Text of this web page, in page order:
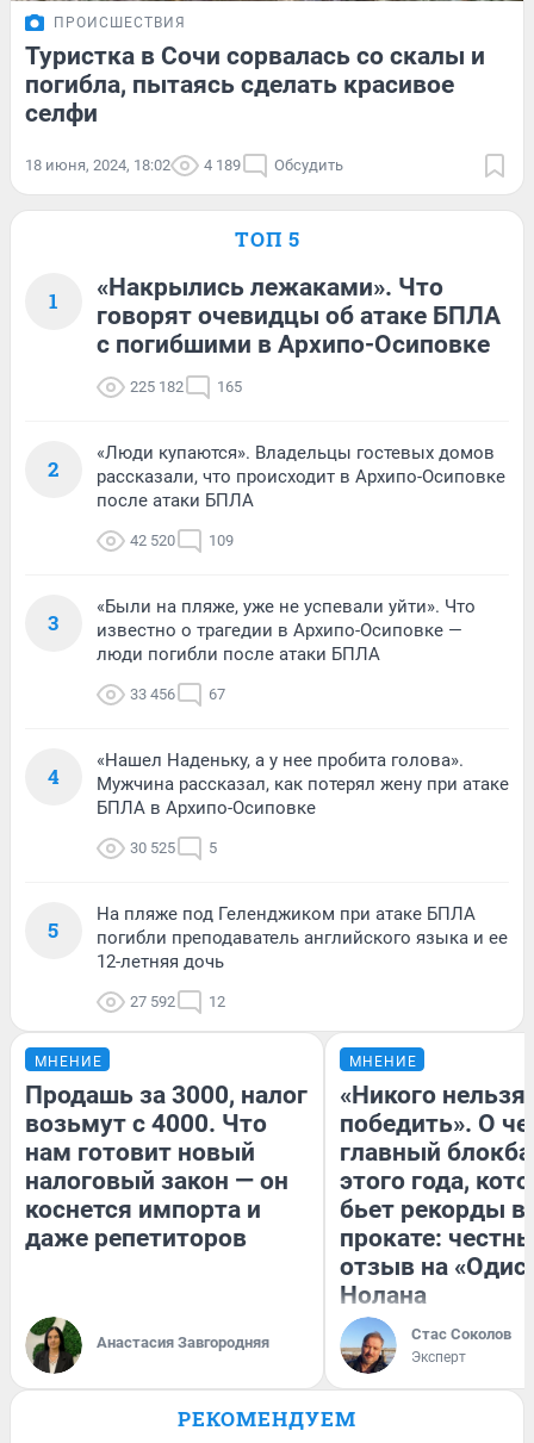
ПРОИСШЕСТВИЯ
Туристка в Сочи сорвалась со скалы и
погибла, пытаясь сделать красивое
селфи
18 июня, 2024, 18:02 4 189 Обсудить
ТОП 5
1
«Накрылись лежаками». Что
говорят очевидцы об атаке БПЛА
с погибшими в Архипо-Осиповке
225 182 165
2
«Люди купаются». Владельцы гостевых домов
рассказали, что происходит в Архипо-Осиповке
после атаки БПЛА
42 520 109
3
«Были на пляже, уже не успевали уйти». Что
известно о трагедии в Архипо-Осиповке —
люди погибли после атаки БПЛА
33 456 67
4
«Нашел Наденьку, а у нее пробита голова».
Мужчина рассказал, как потерял жену при атаке
БПЛА в Архипо-Осиповке
30 525 5
5
На пляже под Геленджиком при атаке БПЛА
погибли преподаватель английского языка и ее
12-летняя дочь
27 592 12
МНЕНИЕ
Продашь за 3000, налог
возьмут с 4000. Что
нам готовит новый
налоговый закон — он
коснется импорта и
даже репетиторов
Анастасия Завгородняя
МНЕНИЕ
«Никого нельзя
победить». О
главный
этого года,
бьет рекорды в
прокате:
отзыв на
Нолана
Стас Соколов
Эксперт
РЕКОМЕНДУЕМ